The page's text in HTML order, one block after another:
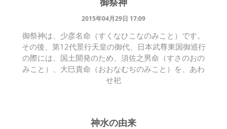
2015年04月29日 17:09
御祭神は、少彦名命（すくなひこなのみこと）です。
その後、第12代景行天皇の御代、日本武尊東国御巡行
の際には、国土開発のため、須佐之男命（すさのおの
みこと）、大巳貴命（おおなむぢのみこと）を、あわ
せ祀
神水の由来